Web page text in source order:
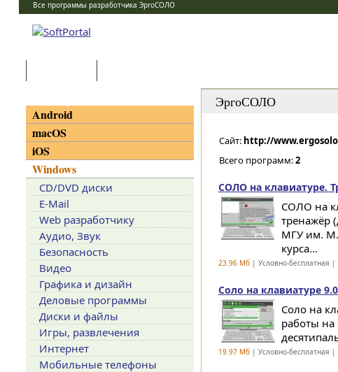
Все программы разработчика ЭргоСОЛО
ЭргоСОЛО
Сайт: http://
Всего программ:2
СОЛО на клавиатуре.
СОЛО на
тренажёр
МГУ им.
курса...
23.96 Мб| Условно-бесплатная |
Соло на клавиатуре
Соло на
работы на
19.97 Мб| Условно-бесплатная |
Android
macOS
iOS
Windows
CD/DVD диски
E-Mail
Web разработчику
Аудио, Звук
Безопасность
Видео
Графика и дизайн
Деловые программы
Диски и файлы
Игры, развлечения
Интернет
Мобильные телефоны